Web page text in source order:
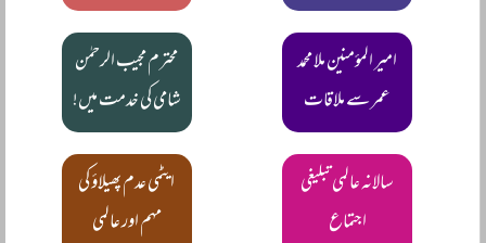
امیر المؤمنین ملا محمد
عمر سے ملاقات
محترم مجیب الرحمٰن
شامی کی خدمت میں!
سالانہ عالمی تبلیغی
اجتماع
ایٹمی عدم پھیلاؤ کی
مہم اور عالمی